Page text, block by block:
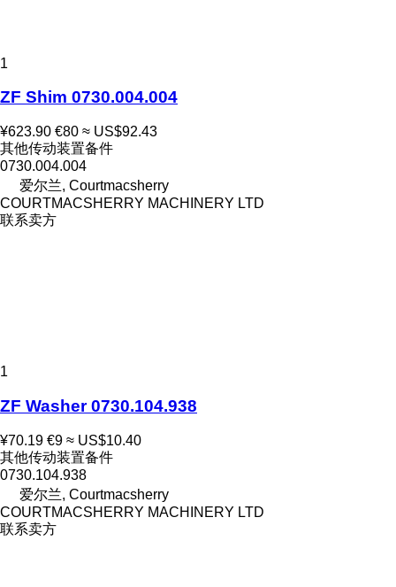
1
ZF Shim 0730.004.004
¥623.90 €80 ≈ US$92.43
其他传动装置备件
0730.004.004
爱尔兰, Courtmacsherry
COURTMACSHERRY MACHINERY LTD
联系卖方
1
ZF Washer 0730.104.938
¥70.19 €9 ≈ US$10.40
其他传动装置备件
0730.104.938
爱尔兰, Courtmacsherry
COURTMACSHERRY MACHINERY LTD
联系卖方